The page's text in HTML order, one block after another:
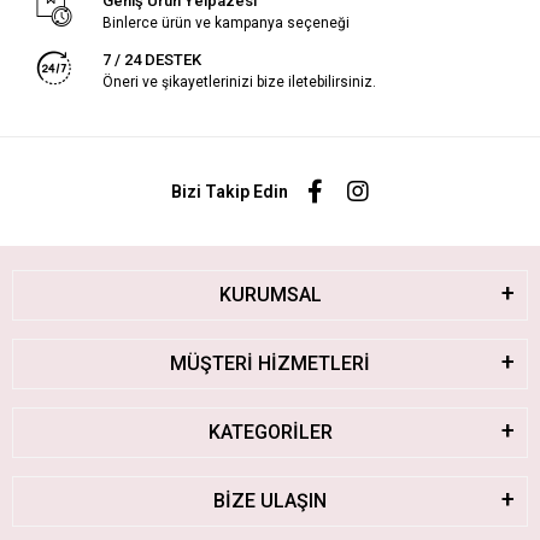
Binlerce ürün ve kampanya seçeneği
7 / 24 DESTEK
Öneri ve şikayetlerinizi bize iletebilirsiniz.
Bizi Takip Edin
KURUMSAL
MÜŞTERİ HİZMETLERİ
KATEGORİLER
BİZE ULAŞIN